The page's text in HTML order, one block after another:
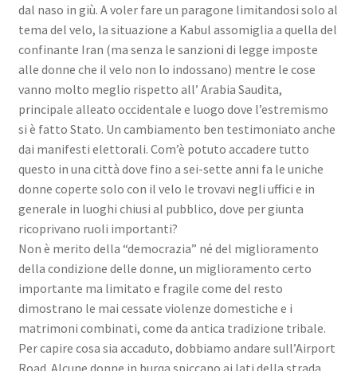
dal naso in giù. A voler fare un paragone limitandosi solo al
tema del velo, la situazione a Kabul assomiglia a quella del
confinante Iran (ma senza le sanzioni di legge imposte
alle donne che il velo non lo indossano) mentre le cose
vanno molto meglio rispetto all’ Arabia Saudita,
principale alleato occidentale e luogo dove l’estremismo
si è fatto Stato. Un cambiamento ben testimoniato anche
dai manifesti elettorali. Com’è potuto accadere tutto
questo in una città dove fino a sei-sette anni fa le uniche
donne coperte solo con il velo le trovavi negli uffici e in
generale in luoghi chiusi al pubblico, dove per giunta
ricoprivano ruoli importanti?
Non è merito della “democrazia” né del miglioramento
della condizione delle donne, un miglioramento certo
importante ma limitato e fragile come del resto
dimostrano le mai cessate violenze domestiche e i
matrimoni combinati, come da antica tradizione tribale.
Per capire cosa sia accaduto, dobbiamo andare sull’Airport
Road. Alcune donne in burqa spiccano ai lati della strada,